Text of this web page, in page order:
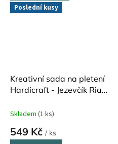
Poslední kusy
Kreativní sada na pletení
Hardicraft - Jezevčík Ria
Skladem (1 ks)
549 Kč / ks